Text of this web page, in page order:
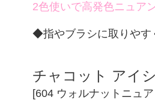
2色使いで高発色ニュア
◆指やブラシに取りやす
チャコット アイ
[604 ウォルナットニュ